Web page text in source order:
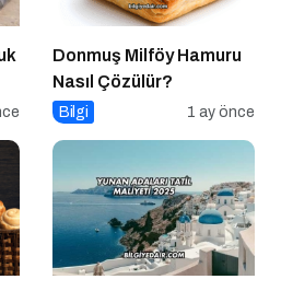
Donmuş Milföy Hamuru
Nasıl Çözülür?
Bilgi 1 ay önce